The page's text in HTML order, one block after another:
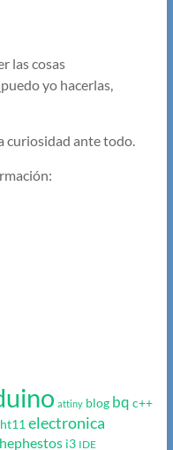
las cosas
yo hacerlas,
curiosidad ante todo.
attiny blog bq c++
electronica
hephestos i3 IDE